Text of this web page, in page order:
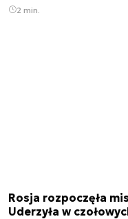
2 min.
Rosja rozpoczęła
Uderzyła w